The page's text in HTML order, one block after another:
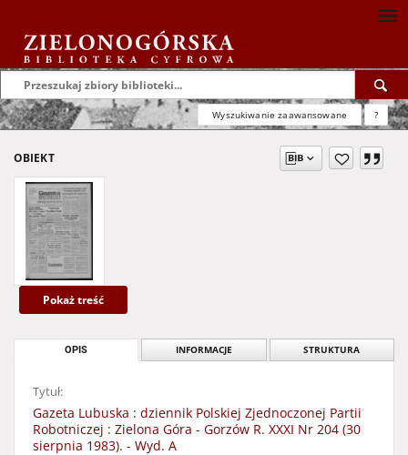
Wyszukiwanie zaawansowane ?
OBIEKT
Pokaż treść
OPIS INFORMACJE STRUKTURA
Tytuł:
Gazeta Lubuska : dziennik Polskiej Zjednoczonej Partii
Robotniczej : Zielona Góra - Gorzów R. XXXI Nr 204 (30
sierpnia 1983). - Wyd. A